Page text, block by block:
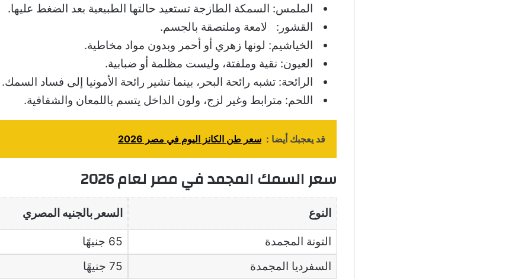
الملمس: السمكة الطازجة تستعيد حالتها الطبيعية بعد الضغط عليها.
القشور: لامعة وملتصقة بالجسم.
الخياشيم: لونها زهري أو أحمر وبدون مواد مخاطية.
العيون: نقية وملفتة، وليست مظلمة أو ضبابية.
الرائحة: تشبه رائحة البحر، بينما تشير رائحة الأمونيا إلى فساد السمك.
اللحم: مترابط وغير لزج، ولون الداخل يتسم باللمعان والشفافية.
قد يعجبك أيضا : سعر طن الكانز اليوم في مصر 2026
سعر السمك المجمد في مصر لعام 2026
النوع السعر بالجنيه المصري
التونة المجمدة
65 جنيهًا
السفرديا المجمدة
75 جنيهًا